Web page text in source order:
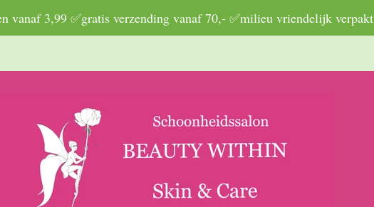
vanaf 3,99 ✅gratis verzending vanaf 70,- ✅milieu vriendelijk verpakt